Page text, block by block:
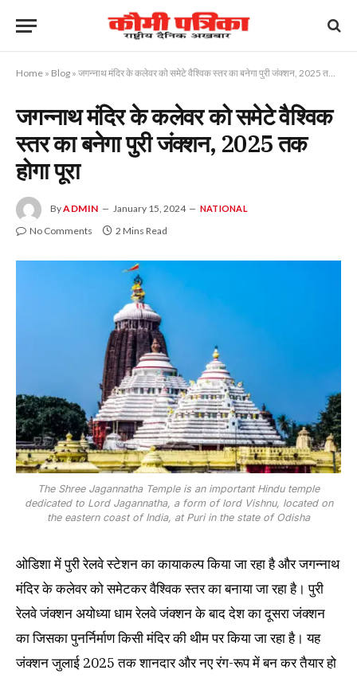
Home » Blog » जगन्नाथ मंदिर के कलेवर को समेटे वैश्विक स्तर का बनेगा पुरी जंक्शन, 2025 तक होगा पूरा
जगन्नाथ मंदिर के कलेवर को समेटे वैश्विक
स्तर का बनेगा पुरी जंक्शन, 2025 तक
होगा पूरा
ByADMIN January 15, 2024 NATIONAL
No Comments 2 Mins Read
The Shree Jagannatha Temple is an important Hindu temple
dedicated to Lord Jagannatha, a form of lord Vishnu, located on
the eastern coast of India, at Puri in the state of Odisha
ओडिशा में पुरी रेलवे स्टेशन का कायाकल्प किया जा रहा है और जगन्नाथ
मंदिर के कलेवर को समेटकर वैश्विक स्तर का बनाया जा रहा है। पुरी
रेलवे जंक्शन अयोध्या धाम रेलवे जंक्शन के बाद देश का दूसरा जंक्शन
का जिसका पुनर्निर्माण किसी मंदिर की थीम पर किया जा रहा है। यह
जंक्शन जुलाई 2025 तक शानदार और नए रंग-रूप में बन कर तैयार हो